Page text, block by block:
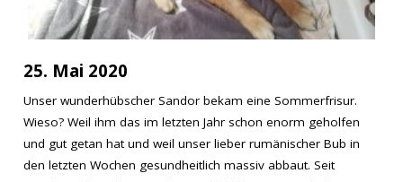
25. Mai 2020
Unser wunderhübscher Sandor bekam eine Sommerfrisur.
Wieso? Weil ihm das im letzten Jahr schon enorm geholfen
und gut getan hat und weil unser lieber rumänischer Bub in
den letzten Wochen gesundheitlich massiv abbaut. Seit